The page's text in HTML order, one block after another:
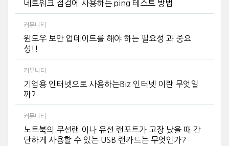
네트워크 점검에 사용하는 ping 테스트 방법
커뮤니티
윈도우 보안 업데이트를 해야 하는 필요성 과 중요
성!!
커뮤니티
기업용 인터넷으로 사용하는Biz 인터넷 이란 무엇일
까?
커뮤니티
노트북의 무선랜 이나 유선 랜포트가 고장 났을 때 간
단하게 사용할 수 있는 USB 랜카드는 무엇인가?